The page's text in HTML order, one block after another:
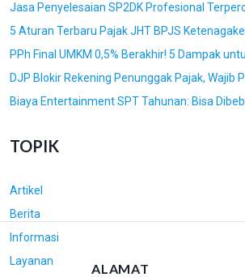
Jasa Penyelesaian SP2DK Profesional
5 Aturan Terbaru Pajak JHT BPJS
PPh Final UMKM 0,5% Berakhir! 5 Dampak
DJP Blokir Rekening Penunggak Pajak, Wajib
Biaya Entertainment SPT Tahunan: Bisa
TOPIK
Artikel
Berita
Informasi
Layanan
ALAMAT